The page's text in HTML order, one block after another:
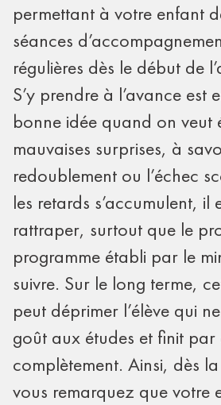
permettant à votre enfant
séances
régulières dès le début de
S’y prendre à l’avance est
bonne idée quand on veut
mauvaises surprises, à
redoublement ou l’échec
les retards s’accumulent, il
rattraper, surtout que le
programme établi par le
suivre. Sur le long terme,
peut déprimer l’élève qui
goût aux études et finit
complètement. Ainsi, dès
vous remarquez que votre